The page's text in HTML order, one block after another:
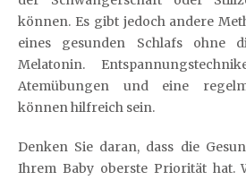
können. Es gibt jedoch andere
eines gesunden Schlafs ohne
Melatonin.
Atemübungen und eine
können hilfreich sein.
Denken Sie daran, dass die
Ihrem Baby oberste Priorität hat.